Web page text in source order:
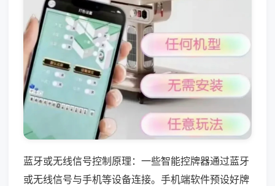
蓝牙或无线信号控制原理：一些智能控牌器通过蓝牙
或无线信号与手机等设备连接。手机端软件预设好牌